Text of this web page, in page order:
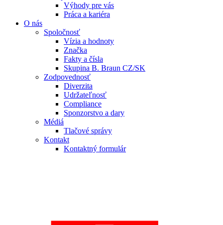
Výhody pre vás
Práca a kariéra
O nás
Spoločnosť
Vízia a hodnoty
Značka
Fakty a čísla
Skupina B. Braun CZ/SK
Zodpovednosť
Diverzita
Udržateľnosť
Compliance
Sponzorstvo a dary
Médiá
Tlačové správy
Kontakt
Kontaktný formulár